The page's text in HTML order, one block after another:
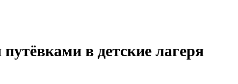
в детские лагеря